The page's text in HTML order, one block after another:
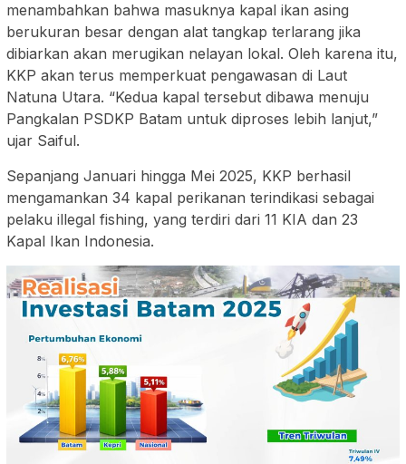
menambahkan bahwa masuknya kapal ikan asing
berukuran besar dengan alat tangkap terlarang jika
dibiarkan akan merugikan nelayan lokal. Oleh karena itu,
KKP akan terus memperkuat pengawasan di Laut
Natuna Utara. “Kedua kapal tersebut dibawa menuju
Pangkalan PSDKP Batam untuk diproses lebih lanjut,”
ujar Saiful.
Sepanjang Januari hingga Mei 2025, KKP berhasil
mengamankan 34 kapal perikanan terindikasi sebagai
pelaku illegal fishing, yang terdiri dari 11 KIA dan 23
Kapal Ikan Indonesia.